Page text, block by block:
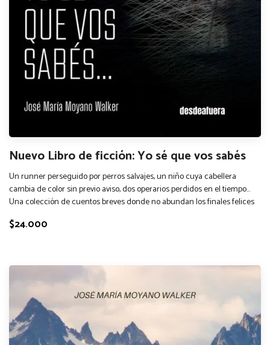
Nuevo Libro de ficción: Yo sé que vos sabés
Un runner perseguido por perros salvajes, un niño cuya cabellera
cambia de color sin previo aviso, dos operarios perdidos en el tiempo...
Una colección de cuentos breves donde no abundan los finales felices
$24.000